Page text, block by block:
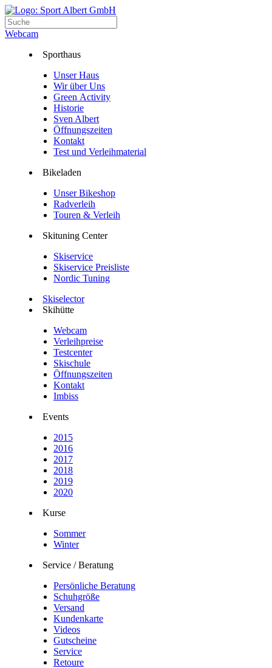
Webcam
Sporthaus
Unser Haus
Wir über Uns
Green Activity
Historie
Sven Albert
Öffnungszeiten
Kontakt
Test und Verleihmaterial
Bikeladen
Unser Bikeshop
Radverleih
Touren & Verleih
Skituning Center
Skiservice
Skiservice Preisliste
Nordic Tuning
Skiselector
Skihütte
Webcam
Verleihpreise
Testcenter
Skischule
Öffnungszeiten
Kontakt
Imbiss
Events
2015
2016
2017
2018
2019
2020
Kurse
Sommer
Winter
Service / Beratung
Persönliche Beratung
Schuhgröße
Versand
Kundenkarte
Videos
Gutscheine
Service
Retoure